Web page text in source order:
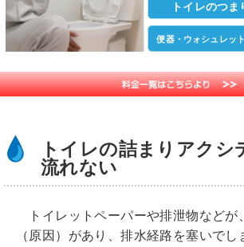
トイレのつま
便器・ウォシュレッ
トイレの詰まりアクシ
流れない
トイレットペーパーや排泄物などが
（原因）があり、排水経路を塞いで